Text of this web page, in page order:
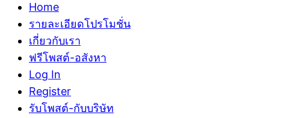
Home
รายละเอียดโปรโมชั่น
เกี่ยวกับเรา
ฟรีโพสต์-อสังหา
Log In
Register
รับโพสต์-กับบริษัท